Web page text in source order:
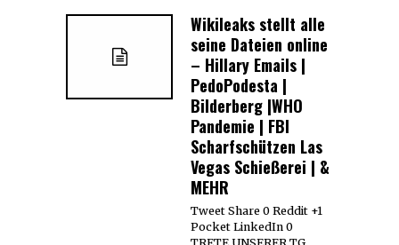
Wikileaks stellt alle
seine Dateien online
– Hillary Emails |
PedoPodesta |
Bilderberg |WHO
Pandemie | FBI
Scharfschützen Las
Vegas Schießerei | &
MEHR
Tweet Share 0 Reddit +1
Pocket LinkedIn 0